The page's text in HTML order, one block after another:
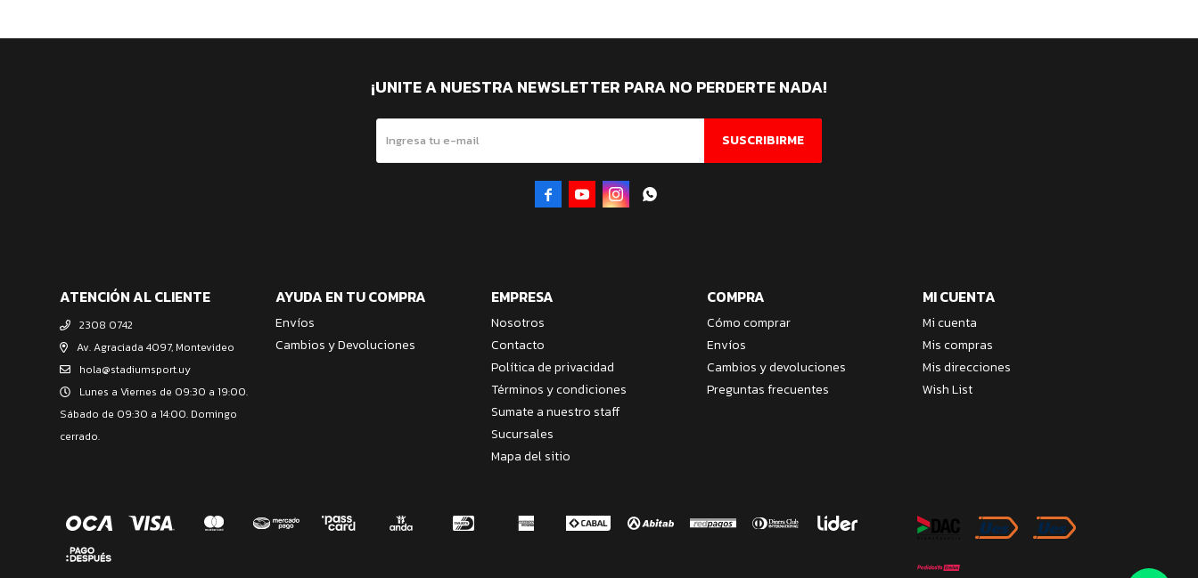
ATENCIÓN AL CLIENTE
2308 0742
Av. Agraciada 4097, Montevideo
hola@stadiumsport.uy
Lunes a Viernes de 09:30 a 19:00.
Sábado de 09:30 a 14:00. Domingo
cerrado.
AYUDA EN TU COMPRA
Envíos
Cambios y Devoluciones
EMPRESA
Nosotros
Contacto
Política de privacidad
Términos y condiciones
Sumate a nuestro staff
Sucursales
Mapa del sitio
COMPRA
Cómo comprar
Envíos
Cambios y devoluciones
Preguntas frecuentes
MI CUENTA
Mi cuenta
Mis compras
Mis direcciones
Wish List
¡UNITE A NUESTRA NEWSLETTER PARA NO PERDERTE NADA!
SUSCRIBIRME
   